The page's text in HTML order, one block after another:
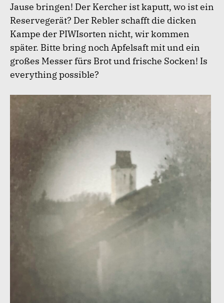
Jause bringen! Der Kercher ist kaputt, wo ist ein
Reservegerät? Der Rebler schafft die dicken
Kampe der PIWIsorten nicht, wir kommen
später. Bitte bring noch Apfelsaft mit und ein
großes Messer fürs Brot und frische Socken! Is
everything possible?